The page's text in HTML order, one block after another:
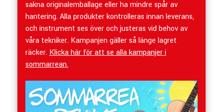
sakna originalemballage eller ha mindre spår av
hantering. Alla produkter kontrolleras innan leverans,
och instrument ses över och justeras vid behov av
våra tekniker. Kampanjen gäller så länge lagret
räcker.Klicka här för att se alla kampanjer i
sommarrean.